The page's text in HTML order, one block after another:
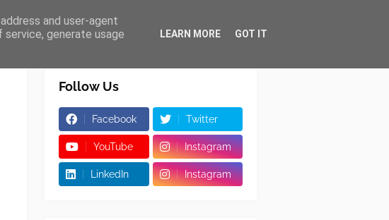
Follow Us
Facebook Twitter
YouTube Instagram
LinkedIn Instagram
and user-agent
generate usage
LEARN MORE GOT IT